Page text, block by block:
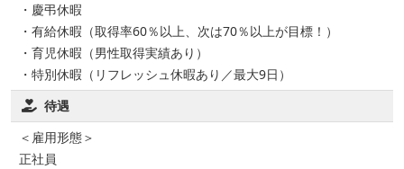
・慶弔休暇
・有給休暇（取得率60％以上、次は70％以上が目標！）
・育児休暇（男性取得実績あり）
・特別休暇（リフレッシュ休暇あり／最大9日）
待遇
＜雇用形態＞
正社員